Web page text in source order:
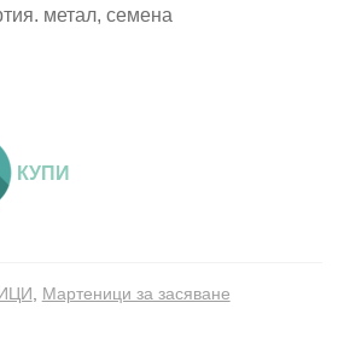
метал, семена
КУПИ
, Мартеници за засяване